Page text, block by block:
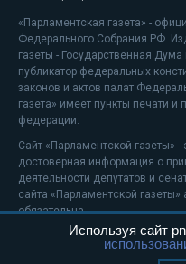
«Парламентская газета» -
Федерального Собрания РФ.
газеты - Государственная
публикатор федеральных
законов и актов палат
газета» имеет пункты печати и
федерации.
Сайт «Парламентской газеты»
достоверная информация о
деятельности депутатов и
сайта «Парламентской
обязательна.
На информационном ресурсе
Используя сайт